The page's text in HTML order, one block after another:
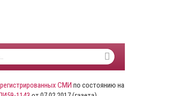
СМИ по состоянию на